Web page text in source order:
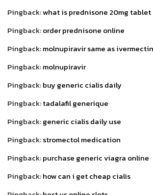
Pingback:what is prednisone 20mg tablet
Pingback:order prednisone online
Pingback:molnupiravir same as ivermectin
Pingback:molnupiravir
Pingback:buy generic cialis daily
Pingback:tadalafil generique
Pingback:generic cialis daily use
Pingback:stromectol medication
Pingback:purchase generic viagra online
Pingback:how can i get cheap cialis